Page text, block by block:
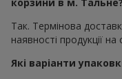
Так. Термінова
наявності продукції на
Які варіанти